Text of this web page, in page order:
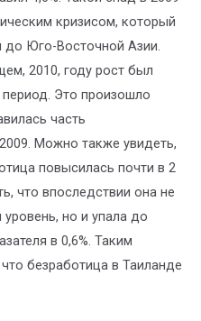
кризисом, который
до Юго-Восточной Азии.
2010, году рост был
Это произошло
часть
Можно также увидеть,
повысилась почти в 2
что впоследствии она не
но и упала до
в 0,6%. Таким
безработица в Таиланде